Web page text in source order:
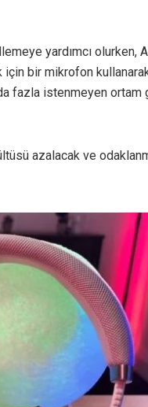
yardımcı olurken,
bir mikrofon
fazla istenmeyen ortam
azalacak ve